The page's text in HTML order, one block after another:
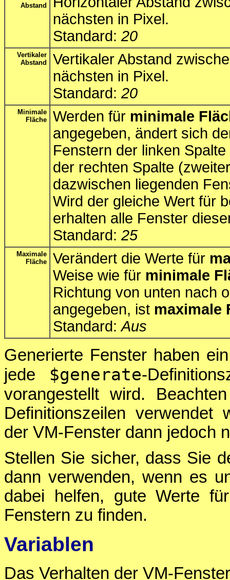
Abstand
nächsten in Pixel.
Standard: 20
Vertikaler
Abstand
Vertikaler Abstand
nächsten in Pixel.
Standard: 20
Minimale
Fläche
Werden für minimale
angegeben, ändert sich
Fenstern der linken
der rechten Spalte
dazwischen liegenden
Wird der gleiche Wert für
erhalten alle Fenster
Standard: 25
Maximale
Fläche
Verändert die Werte für
Weise wie für minimale
Richtung von unten nach
angegeben, ist maximale
Standard:Aus
Generierte Fenster haben
jede $generate-
vorangestellt wird.
Definitionszeilen verwendet
der VM-Fenster dann jedoch
Stellen Sie sicher, dass Sie
dann verwenden, wenn es
dabei helfen, gute Werte
Fenstern zu finden.
Variablen
Das Verhalten der VM-